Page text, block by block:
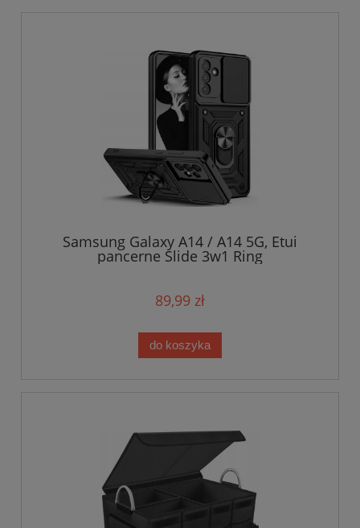
Samsung Galaxy A14 / A14 5G, Etui
pancerne Slide 3w1 Ring
89,99 zł
do koszyka